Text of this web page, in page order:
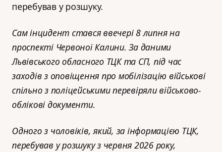
перебував у розшуку.
Сам інцидент стався ввечері 8 липня на
проспекті Червоної Калини. За даними
Львівського обласного ТЦК та СП, під час
заходів з оповіщення про мобілізацію військові
спільно з поліцейськими перевіряли військово-
облікові документи.
Одного з чоловіків, який, за інформацією ТЦК,
перебував у розшуку з червня 2026 року,